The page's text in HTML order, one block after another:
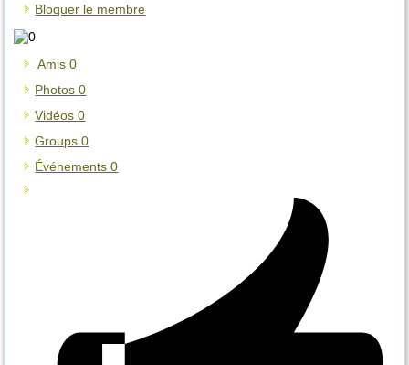
Bloquer le membre
Amis0
Photos0
Vidéos0
Groups0
Événements0